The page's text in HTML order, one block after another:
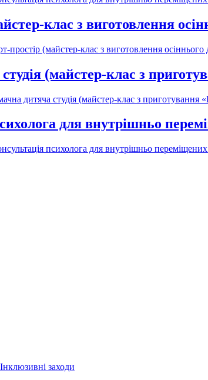
клас з виготовлення
простір (майстер-клас з виготовлення осіннього
(майстер-клас з
дитяча студія (майстер-клас з приготування
для внутрішньо
психолога для внутрішньо переміщених